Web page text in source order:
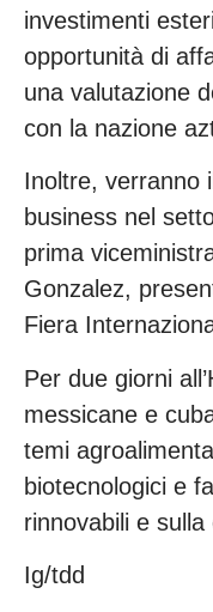
investimenti
opportunità di
una valutazione
con la nazione
Inoltre, verranno
business nel
prima
Gonzalez,
Fiera
Per due giorni
messicane e
temi
biotecnologici e
rinnovabili e sulla
Ig/tdd